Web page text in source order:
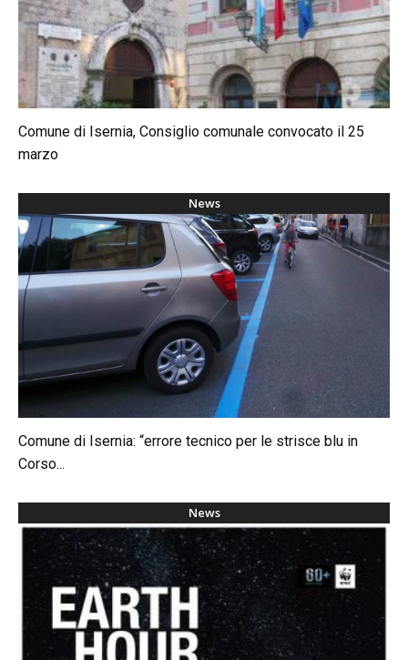
Comune di Isernia, Consiglio comunale convocato il 25
marzo
News
Comune di Isernia: “errore tecnico per le strisce blu in
Corso...
News